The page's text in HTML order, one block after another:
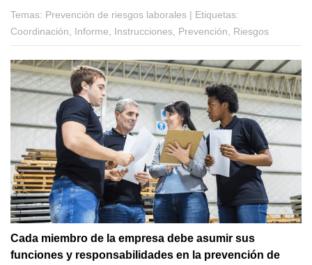
Temas: Prevención de riesgos laborales | Etiquetas:
Coordinación, Informe, Instrucciones, Prevención, Riesgos
Cada miembro de la empresa debe asumir sus
funciones y responsabilidades en la prevención de